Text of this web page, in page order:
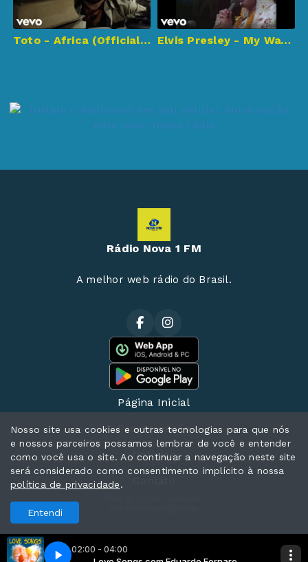
02:00 - 04:00
Toto - Africa (Official HD Video) Elvis Presley - My Way (Aloha From Hawaii, Live in Honolulu, 1973)
Rádio Nova 1 FM
A melhor web rádio do Brasil.
Página Inicial
Programação
Notícias
Nosso site usa cookies e outras tecnologias para que nós
e nossos parceiros possamos lembrar de você e entender
como você usa o site. Ao continuar a navegação neste site
será considerado como consentimento implícito à nossa
política de privacidade.
Entendi